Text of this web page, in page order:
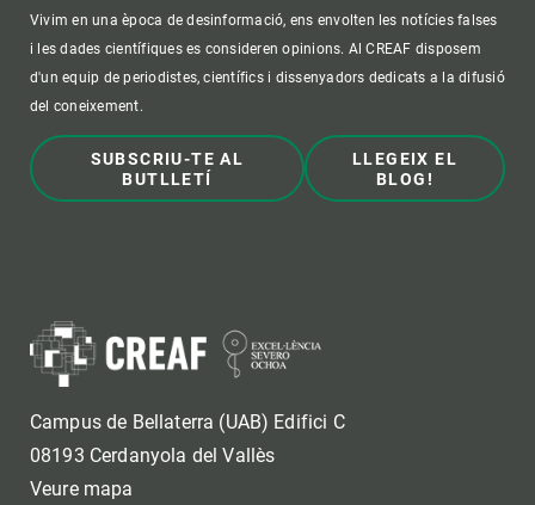
Vivim en una època de desinformació, ens envolten les notícies falses
i les dades científiques es consideren opinions. Al CREAF disposem
d'un equip de periodistes, científics i dissenyadors dedicats a la difusió
del coneixement.
SUBSCRIU-TE AL
BUTLLETÍ
LLEGEIX EL
BLOG!
Campus de Bellaterra (UAB) Edifici C
08193 Cerdanyola del Vallès
Veure mapa